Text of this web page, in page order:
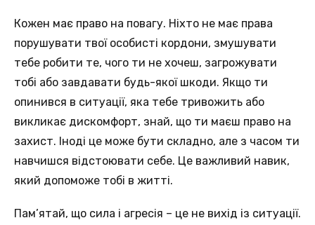
Кожен має право на повагу. Ніхто не має права
порушувати твої особисті кордони, змушувати
тебе робити те, чого ти не хочеш, загрожувати
тобі або завдавати будь-якої шкоди. Якщо ти
опинився в ситуації, яка тебе тривожить або
викликає дискомфорт, знай, що ти маєш право на
захист. Іноді це може бути складно, але з часом ти
навчишся відстоювати себе. Це важливий навик,
який допоможе тобі в житті.
Пам’ятай, що сила і агресія – це не вихід із ситуації.